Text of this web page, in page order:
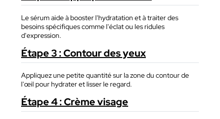
Le sérum aide à booster l'hydratation et à traiter des
besoins spécifiques comme l'éclat ou les ridules
d'expression.
Étape 3 : Contour des yeux
Appliquez une petite quantité sur la zone du contour de
l'œil pour hydrater et lisser le regard.
Étape 4 : Crème visage